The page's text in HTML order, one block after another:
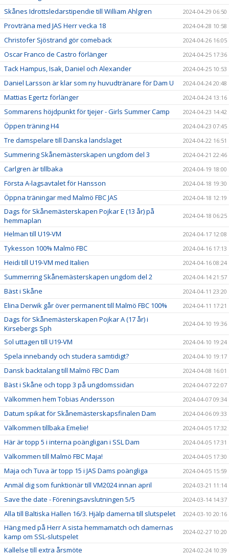
Skånes Idrottsledarstipendie till William Ahlgren 2024-04-29 06:50
Provträna med JAS Herr vecka 18 2024-04-28 10:58
Christofer Sjöstrand gör comeback 2024-04-26 16:05
Oscar Franco de Castro förlänger 2024-04-25 17:36
Tack Hampus, Isak, Daniel och Alexander 2024-04-25 10:53
Daniel Larsson är klar som ny huvudtränare för Dam U 2024-04-24 20:48
Mattias Egertz förlänger 2024-04-24 13:16
Sommarens höjdpunkt för tjejer - Girls Summer Camp 2024-04-23 14:42
Öppen träning H4 2024-04-23 07:45
Tre damspelare till Danska landslaget 2024-04-22 16:51
Summering Skånemästerskapen ungdom del 3 2024-04-21 22:46
Carlgren är tillbaka 2024-04-19 18:00
Första A-lagsavtalet för Hansson 2024-04-18 19:30
Öppna träningar med Malmö FBC JAS 2024-04-18 12:19
Dags för Skånemästerskapen Pojkar E (13 år) på
hemmaplan
2024-04-18 06:25
Helman till U19-VM 2024-04-17 12:08
Tykesson 100% Malmö FBC 2024-04-16 17:13
Heidi till U19-VM med Italien 2024-04-16 08:24
Summerring Skånemästerskapen ungdom del 2 2024-04-14 21:57
Bäst i Skåne 2024-04-11 23:20
Elina Derwik går över permanent till Malmö FBC 100% 2024-04-11 17:21
Dags för Skånemästerskapen Pojkar A (17 år) i
Kirsebergs Sph
2024-04-10 19:36
Sol uttagen till U19-VM 2024-04-10 19:24
Spela innebandy och studera samtidigt? 2024-04-10 19:17
Dansk backtalang till Malmö FBC Dam 2024-04-08 16:01
Bäst i Skåne och topp 3 på ungdomssidan 2024-04-07 22:07
Välkommen hem Tobias Andersson 2024-04-07 09:34
Datum spikat för Skånemästerskapsfinalen Dam 2024-04-06 09:33
Välkommen tillbaka Emelie! 2024-04-05 17:32
Här är topp 5 i interna poängligan i SSL Dam 2024-04-05 17:31
Välkommen till Malmö FBC Maja! 2024-04-05 17:30
Maja och Tuva är topp 15 i JAS Dams poängliga 2024-04-05 15:59
Anmäl dig som funktionär till VM2024 innan april 2024-03-21 11:14
Save the date - Föreningsavslutningen 5/5 2024-03-14 14:37
Alla till Baltiska Hallen 16/3. Hjälp damerna till slutspelet 2024-03-10 20:16
Häng med på Herr A sista hemmamatch och damernas
kamp om SSL-slutspelet
2024-02-27 10:20
Kallelse till extra årsmöte 2024-02-24 10:39